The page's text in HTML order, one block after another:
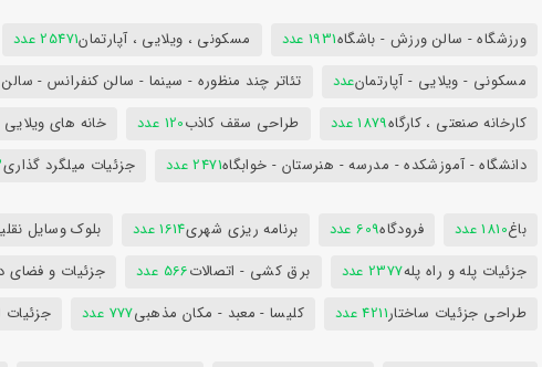
ورزشگاه - سالن ورزش - باشگاه1931 عدد مسکونی ، ویلایی ، آپارتمان25471 عدد
مسکونی - ویلایی - آپارتمانعدد تئاتر چند منظوره - سینما - سالن کنفرانس -
کارخانه صنعتی ، کارگاه1879 عدد طراحی سقف کاذب120 عدد خانه های
دانشگاه - آموزشکده - مدرسه - هنرستان - خوابگاه2471 عدد جزئیات میلگرد گذاری
باغ1810 عدد فرودگاه609 عدد برنامه ریزی شهری1614 عدد بلوک وسایل
جزئیات پله و راه پله2377 عدد برق کشی - اتصالات566 عدد جزئیات و فضای
طراحی جزئیات ساختار4211 عدد کلیسا - معبد - مکان مذهبی777 عدد